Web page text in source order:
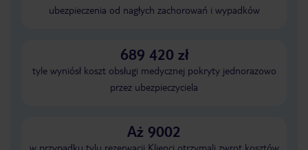
ubezpieczenia od nagłych zachorowań i wypadków
689 420 zł
tyle wyniósł koszt obsługi medycznej pokryty jednorazowo
przez ubezpieczyciela
Aż 9002
w przypadku tylu rezerwacji Klienci otrzymali zwrot kosztów